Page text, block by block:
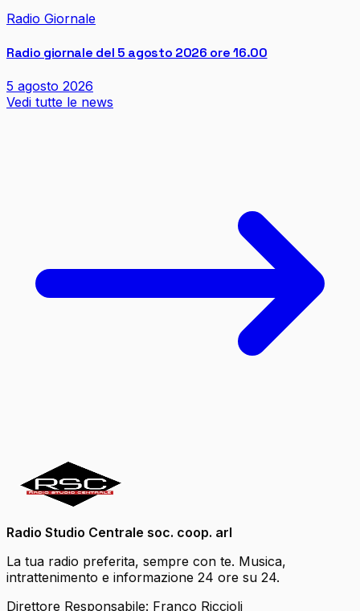
Radio Giornale
Radio giornale del 5 agosto 2026 ore 16.00
5 agosto 2026
Vedi tutte le news
Radio Studio Centrale soc. coop. arl
La tua radio preferita, sempre con te. Musica,
intrattenimento e informazione 24 ore su 24.
Direttore Responsabile: Franco Riccioli